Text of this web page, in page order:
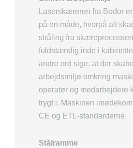
Laserskæreren fra Bodor
på en måde, hvorpå alt
stråling fra
fuldstændig inde i
andre ord sige, at der
arbejdsmiljø omkring
operatør og medarbejdere
trygt i. Maskinen
CE og ETL-standarderne.
Stålramme